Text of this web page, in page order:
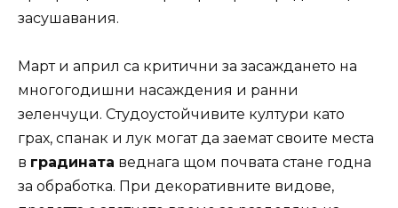
засушавания.
Март и април са критични за засаждането на
многогодишни насаждения и ранни
зеленчуци. Студоустойчивите култури като
грах, спанак и лук могат да заемат своите места
в градината веднага щом почвата стане годна
за обработка. При декоративните видове,